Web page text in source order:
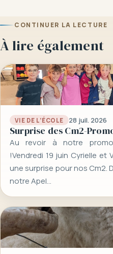
CONTINUER LA LECTURE
À lire également
VIE DE L’ÉCOLE 28 juil. 2026
Surprise des Cm2-
Au revoir à notre
!Vendredi 19 juin Cyrielle et
une surprise pour nos Cm2.
notre Apel…